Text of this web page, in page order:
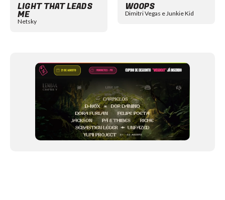
LIGHT THAT LEADS
ME
Netsky
WOOPS
Dimitri Vegas e Junkie Kid